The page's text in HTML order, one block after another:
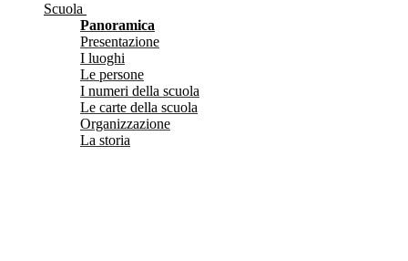
Scuola
Panoramica
Presentazione
I luoghi
Le persone
I numeri della scuola
Le carte della scuola
Organizzazione
La storia